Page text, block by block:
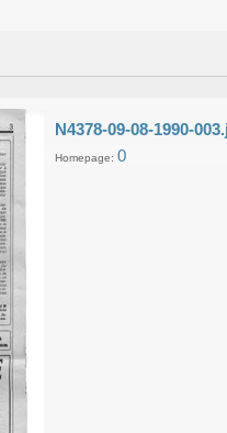
N4378-09-08-1990-
Homepage: 0